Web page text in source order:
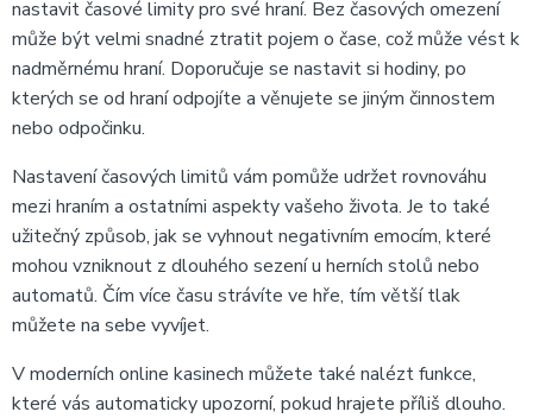
nastavit časové limity pro své hraní. Bez časových omezení
může být velmi snadné ztratit pojem o čase, což může vést k
nadměrnému hraní. Doporučuje se nastavit si hodiny, po
kterých se od hraní odpojíte a věnujete se jiným činnostem
nebo odpočinku.
Nastavení časových limitů vám pomůže udržet rovnováhu
mezi hraním a ostatními aspekty vašeho života. Je to také
užitečný způsob, jak se vyhnout negativním emocím, které
mohou vzniknout z dlouhého sezení u herních stolů nebo
automatů. Čím více času strávíte ve hře, tím větší tlak
můžete na sebe vyvíjet.
V moderních online kasinech můžete také nalézt funkce,
které vás automaticky upozorní, pokud hrajete příliš dlouho.